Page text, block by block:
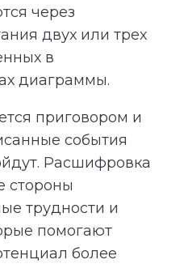
через
двух или трех
в
диаграммы.
приговором и
события
Расшифровка
стороны
трудности и
помогают
более